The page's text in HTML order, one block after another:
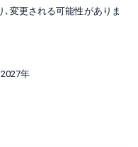
変更される可能性がありま
年